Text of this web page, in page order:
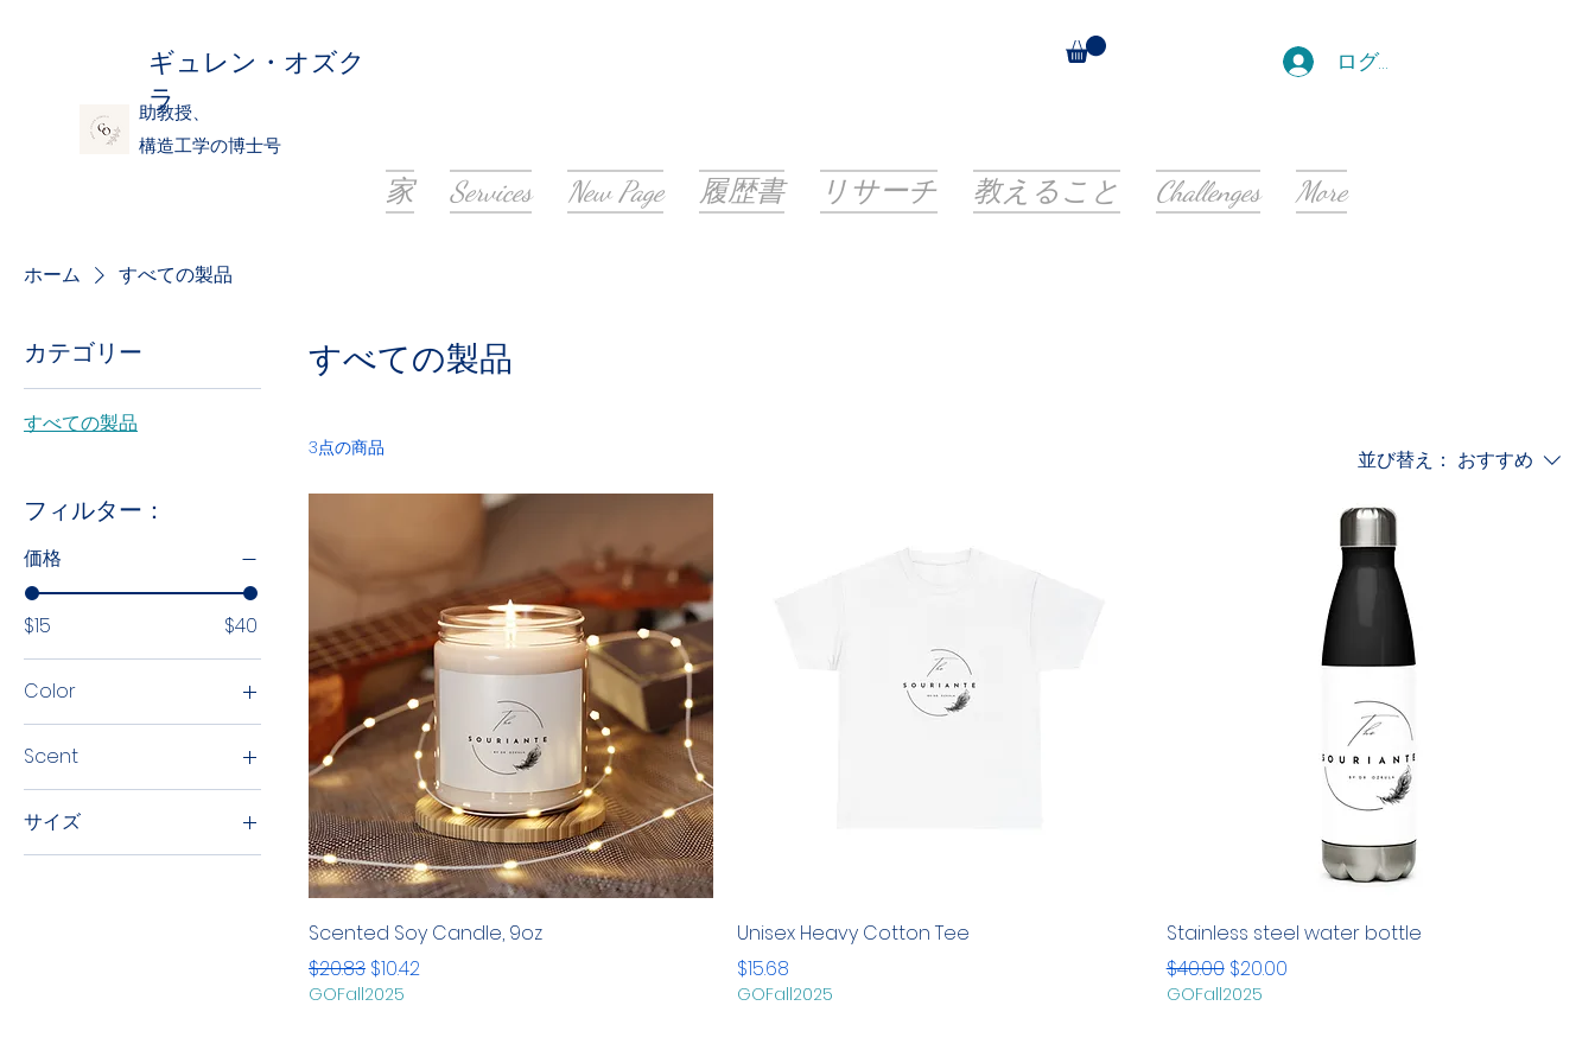
ギュレン・オズク
ラ
ログイン
家 Services New Page 履歴書 リサーチ 教えること Challenges More
助教授、
構造工学の博士号
ホーム すべての製品
カテゴリー
すべての製品
フィルター：
価格
$15 $40
Color
Antique Jade Dome
Ash
Scent
Apple Harvest
サイズ
2XL
すべての製品
3点の商品 並び替え： おすすめ
Scented Soy Candle, 9oz
通常価格
$20.83 セール価格
$10.42
GOFall2025
Unisex Heavy Cotton Tee
価格
$15.68
GOFall2025
Stainless steel water bottle
通常価格
$40.00 セール価格
$20.00
GOFall2025